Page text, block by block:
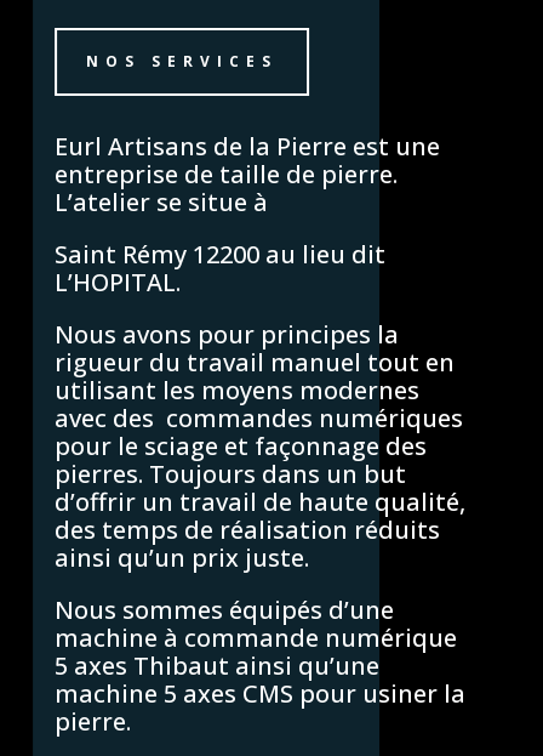
NOS SERVICES
Eurl Artisans de la Pierre est une
entreprise de taille de pierre.
L’atelier se situe à
Saint Rémy 12200 au lieu dit
L’HOPITAL.
Nous avons pour principes la
rigueur du travail manuel tout en
utilisant les moyens modernes
avec des commandes numériques
pour le sciage et façonnage des
pierres. Toujours dans un but
d’offrir un travail de haute qualité,
des temps de réalisation réduits
ainsi qu’un prix juste.
Nous sommes équipés d’une
machine à commande numérique
5 axes Thibaut ainsi qu’une
machine 5 axes CMS pour usiner la
pierre.